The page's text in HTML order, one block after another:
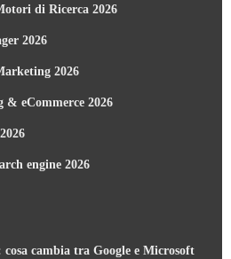
di Ricerca 2026
2026
2026
eCommerce 2026
engine 2026
cambia tra Google e Microsoft